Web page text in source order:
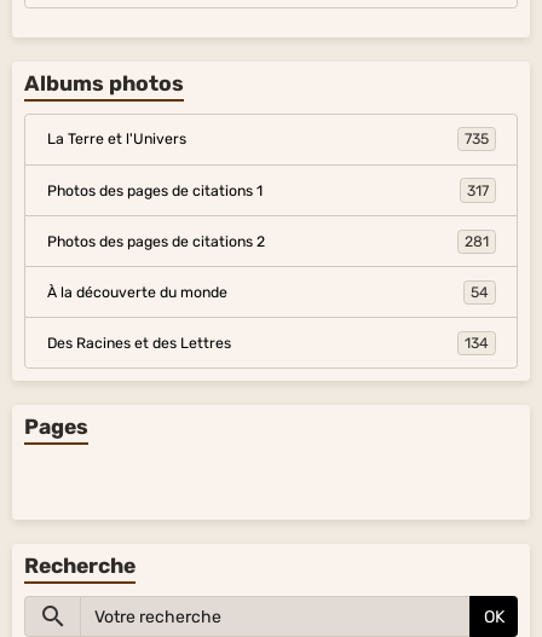
Albums photos
La Terre et l'Univers 735
Photos des pages de citations 1 317
Photos des pages de citations 2 281
À la découverte du monde 54
Des Racines et des Lettres 134
Pages
Recherche
OK